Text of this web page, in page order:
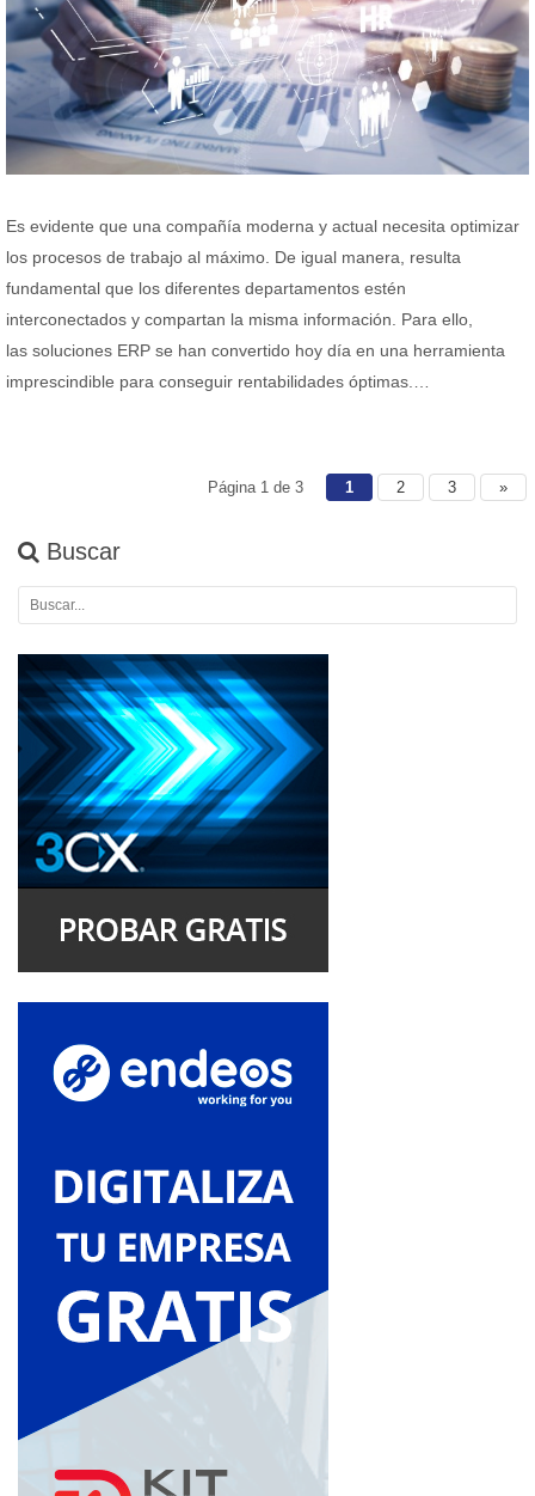
Es evidente que una compañía moderna y actual necesita optimizar
los procesos de trabajo al máximo. De igual manera, resulta
fundamental que los diferentes departamentos estén
interconectados y compartan la misma información. Para ello,
las soluciones ERP se han convertido hoy día en una herramienta
imprescindible para conseguir rentabilidades óptimas.…
Página 1 de 3 1 2 3 »
Buscar